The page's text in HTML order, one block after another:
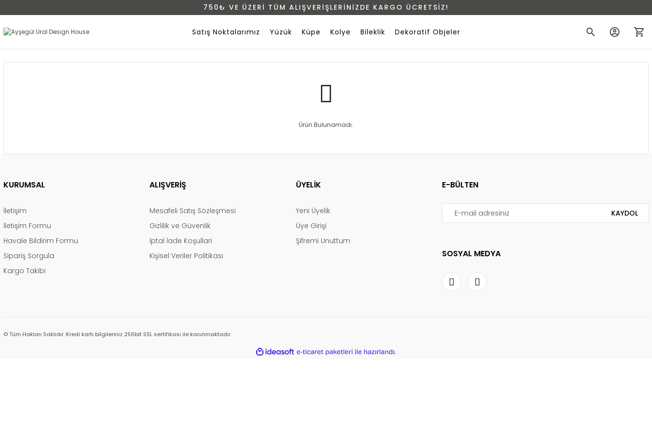
750₺ VE ÜZERİ TÜM ALIŞVERİŞLERİNİZDE KARGO ÜCRETSİZ!
Satış Noktalarımız Yüzük Küpe Kolye Bileklik Dekoratif Objeler
Ürün Bulunamadı.
KURUMSAL
İletişim
İletişim Formu
Havale Bildirim Formu
Sipariş Sorgula
Kargo Takibi
ALIŞVERİŞ
Mesafeli Satış Sözleşmesi
Gizlilik ve Güvenlik
İptal İade Koşullari
Kişisel Veriler Politikası
ÜYELİK
Yeni Üyelik
Üye Girişi
Şifremi Unuttum
E-BÜLTEN
KAYDOL
SOSYAL MEDYA
© Tüm Hakları Saklıdır. Kredi kartı bilgileriniz 256bit SSL sertifikası ile korunmaktadır.
ideasoft
e-